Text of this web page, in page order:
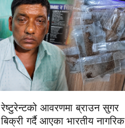
रेष्टुरेन्टको आवरणमा ब्राउन सुगर
बिक्री गर्दै आएका भारतीय नागरिक